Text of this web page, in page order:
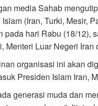
media Sahab
(Iran, Turki, Mesir,
pada hari Rabu (18/12),
Menteri Luar Negeri
organisasi ini akan
Presiden Islam Iran,
generasi muda dan